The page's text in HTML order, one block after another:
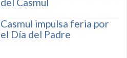
Casmul impulsa feria por
el Día del Padre